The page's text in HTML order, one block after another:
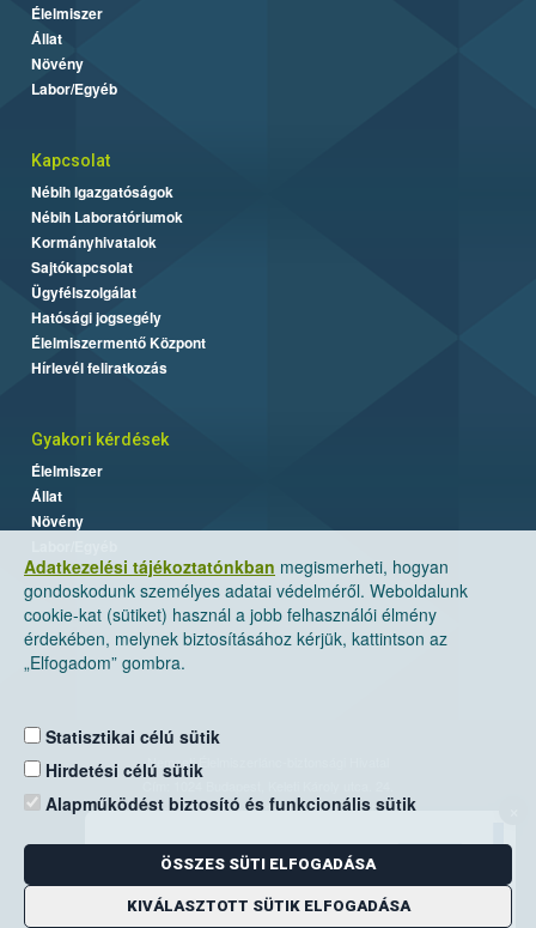
Adatkezelési tájékoztatónkban megismerheti, hogyan
gondoskodunk személyes adatai védelméről. Weboldalunk
cookie-kat (sütiket) használ a jobb felhasználói élmény
érdekében, melynek biztosításához kérjük, kattintson az
„Elfogadom” gombra.
Statisztikai célú sütik
Hirdetési célú sütik
Alapműködést biztosító és funkcionális sütik
ÖSSZES SÜTI ELFOGADÁSA
KIVÁLASZTOTT SÜTIK ELFOGADÁSA
Élelmiszer
Állat
Növény
Labor/Egyéb
Kapcsolat
Nébih Igazgatóságok
Nébih Laboratóriumok
Kormányhivatalok
Sajtókapcsolat
Ügyfélszolgálat
Hatósági jogsegély
Élelmiszermentő Központ
Hírlevél feliratkozás
Gyakori kérdések
Élelmiszer
Állat
Növény
Nemzeti Élelmiszerlánc-biztonsági Hivatal
Levelezési cím: 1525 Budapest. Pf. 30.
E-mail:ugyfelszolgalat@nebih.gov.hu
Zöld szám: 06-80/263-244
Telefon: 06-1/ 336-9000